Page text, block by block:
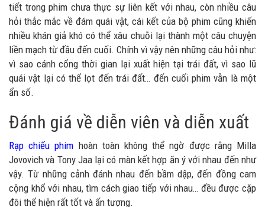
tiết trong phim chưa thực sự liên kết với nhau, còn nhiều câu
hỏi thắc mắc về đám quái vật, cái kết của bộ phim cũng khiến
nhiều khán giả khó có thể xâu chuỗi lại thành một câu chuyện
liền mạch từ đầu đến cuối. Chính vì vậy nên những câu hỏi như:
vì sao cánh cổng thời gian lại xuất hiện tại trái đất, vì sao lũ
quái vật lại có thể lọt đến trái đất… đến cuối phim vẫn là một
ẩn số.
Đánh giá về diễn viên và diễn xuất
Rạp chiếu phim hoàn toàn không thể ngờ được rằng Milla
Jovovich và Tony Jaa lại có màn kết hợp ăn ý với nhau đến như
vậy. Từ những cảnh đánh nhau đến bầm dập, đến đồng cam
cộng khổ với nhau, tìm cách giao tiếp với nhau… đều được cặp
đôi thể hiện rất tốt và ấn tượng.